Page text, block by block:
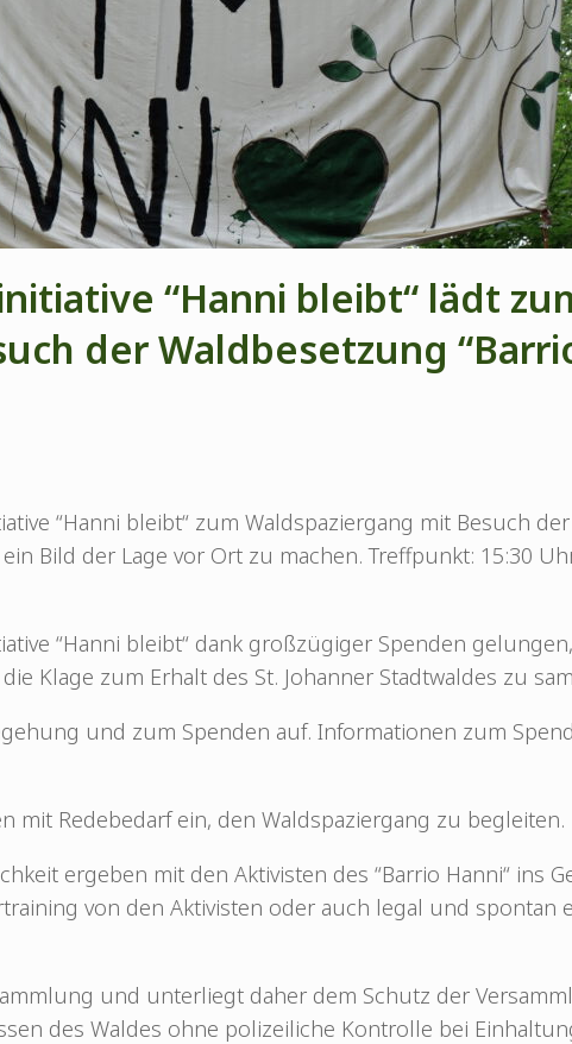
“Hanni bleibt“ lädt
der Waldbesetzung
“Hanni bleibt“ zum Waldspaziergang mit Besuch
Bild der Lage vor Ort zu machen. Treffpunkt: 15:30
“Hanni bleibt“ dank großzügiger Spenden
Klage zum Erhalt des St. Johanner Stadtwaldes zu
und zum Spenden auf. Informationen zum
mit Redebedarf ein, den Waldspaziergang zu begleiten.
ergeben mit den Aktivisten des “Barrio Hanni“ ins
von den Aktivisten oder auch legal und spontan
und unterliegt daher dem Schutz der
des Waldes ohne polizeiliche Kontrolle bei